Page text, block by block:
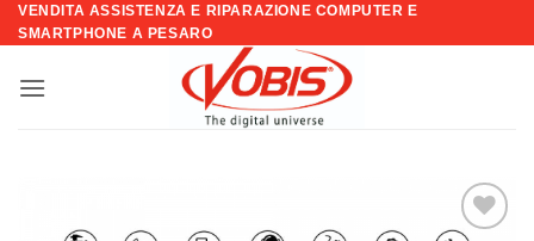
Salta
ai
VENDITA ASSISTENZA E RIPARAZIONE COMPUTER E
SMARTPHONE A PESARO